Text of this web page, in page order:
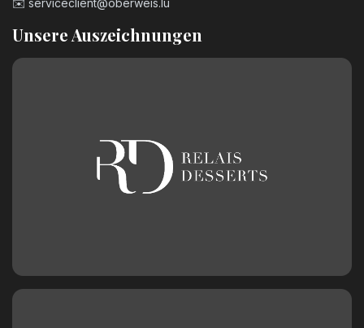
✉️ serviceclient@oberweis.lu
Unsere Auszeichnungen